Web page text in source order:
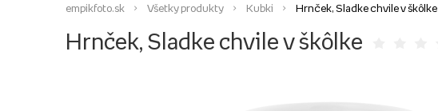
empikfoto.sk Všetky produkty Kubki Hrnček, Sladke chvile v škôlke
Hrnček, Sladke chvile v škôlke